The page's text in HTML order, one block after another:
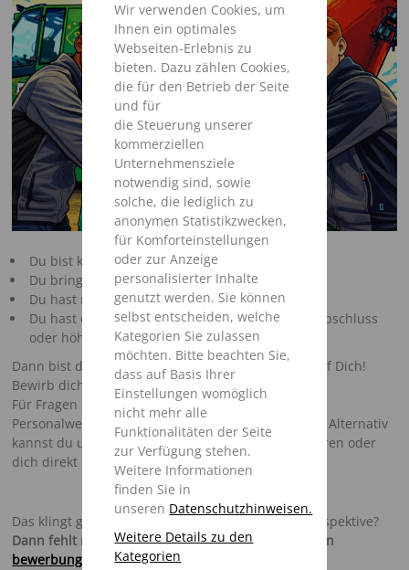
Wir verwenden Cookies, um
Ihnen ein optimales
Webseiten-Erlebnis zu
bieten. Dazu zählen Cookies,
die für den Betrieb der Seite
und für
die Steuerung unserer
kommerziellen
Unternehmensziele
notwendig sind, sowie
solche, die lediglich zu
anonymen Statistikzwecken,
für Komforteinstellungen
oder zur Anzeige
personalisierter Inhalte
genutzt werden. Sie können
selbst entscheiden, welche
Kategorien Sie zulassen
möchten. Bitte beachten Sie,
dass auf Basis Ihrer
Einstellungen womöglich
nicht mehr alle
Funktionalitäten der Seite
zur Verfügung stehen.
Weitere Informationen
finden Sie in
unseren Datenschutzhinweisen.
Weitere Details zu den
Kategorien
Du bist körperlich belastbar und motiviert?
Du bringt Technikverständnis mit?
Du hast räumliches Vorstellungsvermögen?
Du hast einen Hauptschulabschluss, Realschulabschluss
oder höhere Qualifikation?
Dann bist du genau der/die Richtige, wir warten auf Dich!
Bewirb dich jetzt und komm in unser Team!
Für Fragen steht dir ein Mitarbeiter/in aus dem
Personalwesen unter0175/3308522
zur Verfügung. Alternativ
kannst du uns auch gerne per WhatsApp kontaktieren oder
dich direkt unkompliziert online bewerben.
Das klingt ganz nach deiner neuen beruflichen Perspektive?
Dann fehlt nur noch deine Bewerbung per E-Mail an
bewerbung@strautmann.com